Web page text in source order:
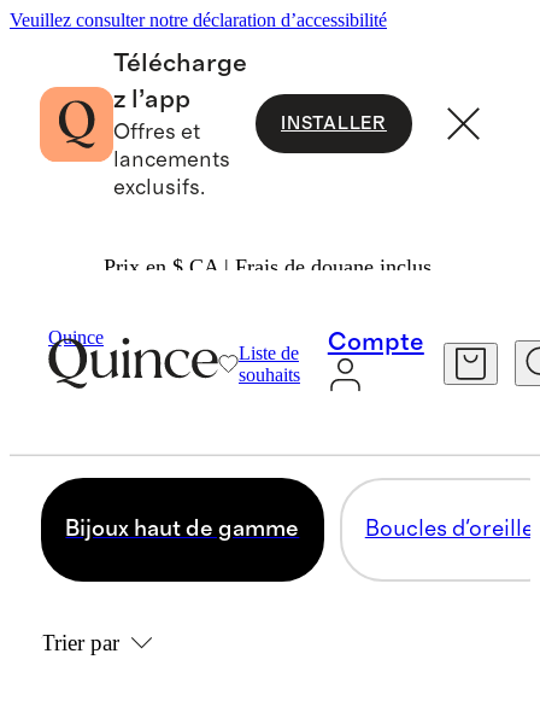
Veuillez consulter notre déclaration d’accessibilité
Télécharge
z l’app
Offres et
lancements
exclusifs.
INSTALLER
Prix en $ CA | Frais de douane inclus.
Quince
Liste de
souhaits
Compte
Jewelry 3
BIJOUX HAUT DE GAMME
Bijoux haut de gamme Boucles
Trier par